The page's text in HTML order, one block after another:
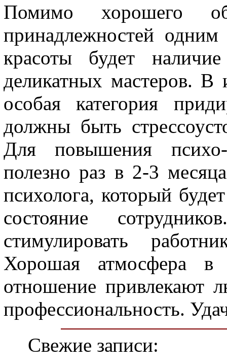
Помимо хорошего
принадлежностей
красоты будет
деликатных мастеров. В
особая категория
должны быть
Для повышения психо-
полезно раз в 2-3
психолога, который
состояние
стимулировать
Хорошая атмосфера в
отношение привлекают
профессиональность.
Свежие записи: